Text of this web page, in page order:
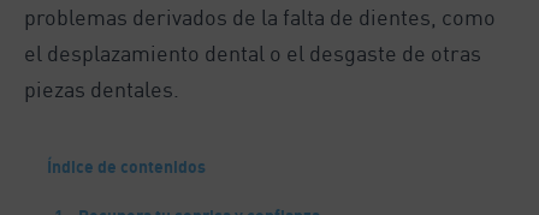
problemas derivados de la falta de dientes, como
el desplazamiento dental o el desgaste de otras
piezas dentales.
Índice de contenidos